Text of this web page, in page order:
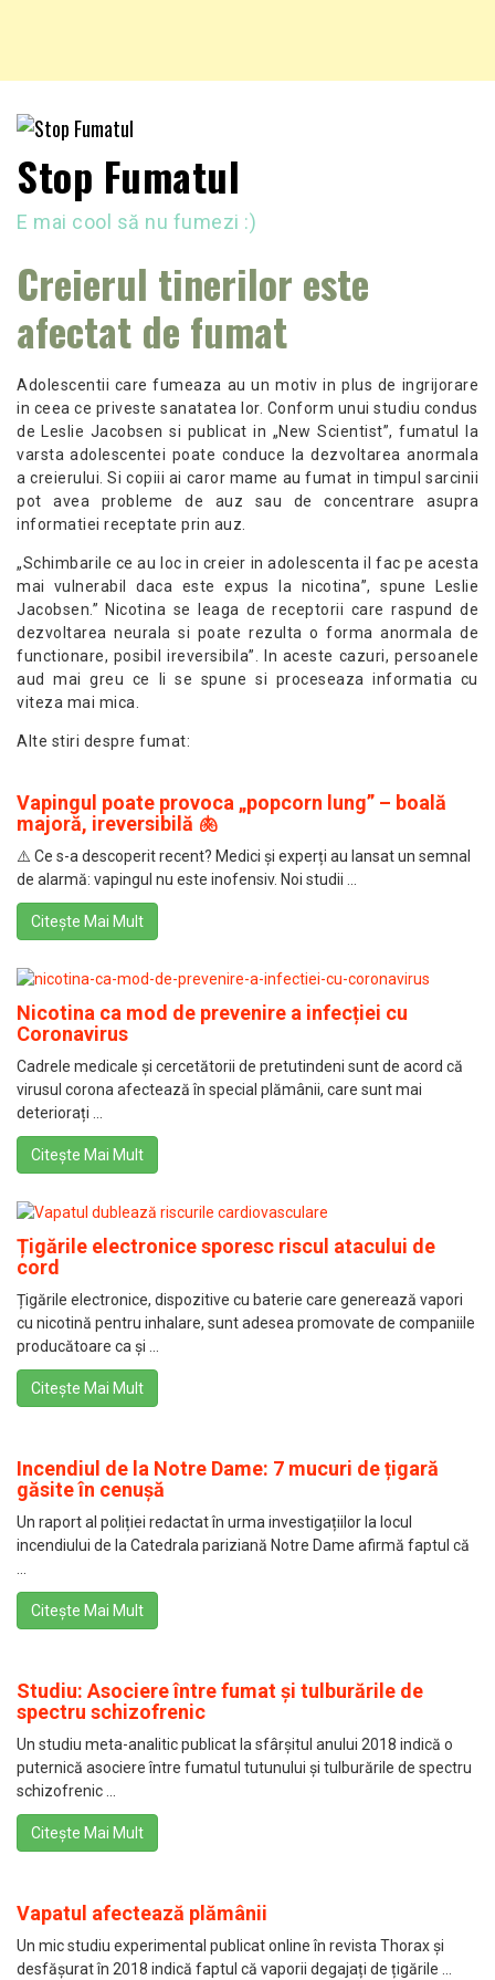
Stop Fumatul
E mai cool să nu fumezi :)
Creierul tinerilor este
afectat de fumat
Adolescentii care fumeaza au un motiv in plus de ingrijorare
in ceea ce priveste sanatatea lor. Conform unui studiu condus
de Leslie Jacobsen si publicat in „New Scientist”, fumatul la
varsta adolescentei poate conduce la dezvoltarea anormala
a creierului. Si copiii ai caror mame au fumat in timpul sarcinii
pot avea probleme de auz sau de concentrare asupra
informatiei receptate prin auz.
„Schimbarile ce au loc in creier in adolescenta il fac pe acesta
mai vulnerabil daca este expus la nicotina”, spune Leslie
Jacobsen.” Nicotina se leaga de receptorii care raspund de
dezvoltarea neurala si poate rezulta o forma anormala de
functionare, posibil ireversibila”. In aceste cazuri, persoanele
aud mai greu ce li se spune si proceseaza informatia cu
viteza mai mica.
Alte stiri despre fumat:
Vapingul poate provoca „popcorn lung” – boală
majoră, ireversibilă 🫁
⚠️ Ce s-a descoperit recent? Medici și experți au lansat un semnal
de alarmă: vapingul nu este inofensiv. Noi studii ...
Citește Mai Mult
Nicotina ca mod de prevenire a infecției cu
Coronavirus
Cadrele medicale și cercetătorii de pretutindeni sunt de acord că
virusul corona afectează în special plămânii, care sunt mai
deteriorați ...
Citește Mai Mult
Țigările electronice sporesc riscul atacului de
cord
Țigările electronice, dispozitive cu baterie care generează vapori
cu nicotină pentru inhalare, sunt adesea promovate de companiile
producătoare ca și ...
Citește Mai Mult
Incendiul de la Notre Dame: 7 mucuri de țigară
găsite în cenușă
Un raport al poliției redactat în urma investigațiilor la locul
incendiului de la Catedrala pariziană Notre Dame afirmă faptul că
...
Citește Mai Mult
Studiu: Asociere între fumat și tulburările de
spectru schizofrenic
Un studiu meta-analitic publicat la sfârșitul anului 2018 indică o
puternică asociere între fumatul tutunului și tulburările de spectru
schizofrenic ...
Citește Mai Mult
Vapatul afectează plămânii
Un mic studiu experimental publicat online în revista Thorax și
desfășurat în 2018 indică faptul că vaporii degajați de țigările ...